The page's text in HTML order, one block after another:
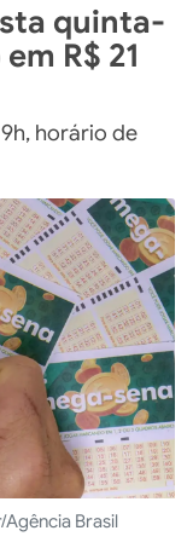
quinta-
R$ 21
horário de
Brasil